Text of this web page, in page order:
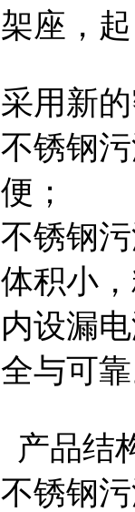
架座，
采用新
不锈钢
便；
不锈钢
体积小
内设漏
全与可
产品结
不锈钢